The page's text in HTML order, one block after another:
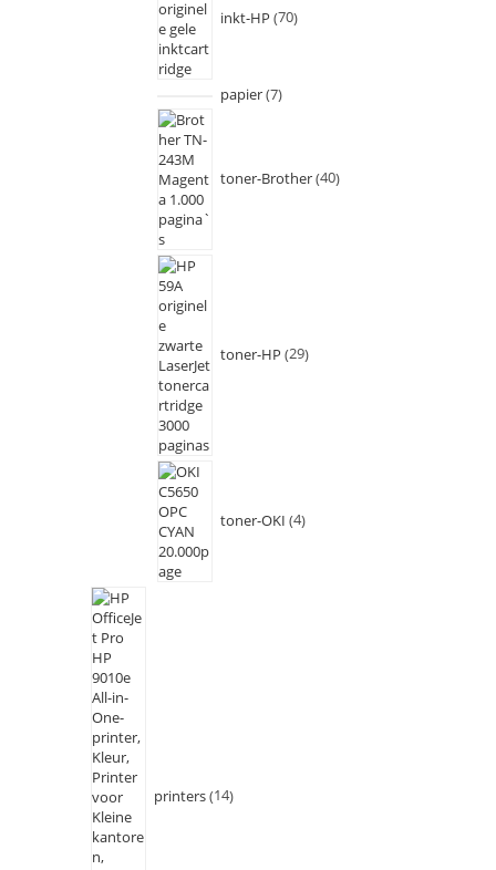
inkt-HP 70
papier 7
toner-Brother 40
toner-HP 29
toner-OKI 4
printers 14